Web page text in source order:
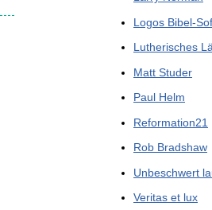
Logos Bibel-
Lutherisches
Matt Studer
Paul Helm
Reformation21
Rob Bradshaw
Unbeschwert
Veritas et lux